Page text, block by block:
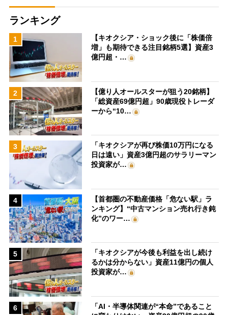
ランキング
1
【キオクシア・ショック後に「株価倍
増」も期待できる注目銘柄5選】資産3
億円超・…
2
【億り人オールスターが狙う20銘柄】
「総資産69億円超」90歳現役トレーダ
ーから“10…
3
「キオクシアが再び株価10万円になる
日は遠い」資産3億円超のサラリーマン
投資家が…
4
【首都圏の不動産価格「危ない駅」ラ
ンキング】“中古マンション売れ行き鈍
化”のワー…
5
「キオクシアが今後も利益を出し続け
るかは分からない」資産11億円の個人
投資家が…
6
「AI・半導体関連が“本命”であること